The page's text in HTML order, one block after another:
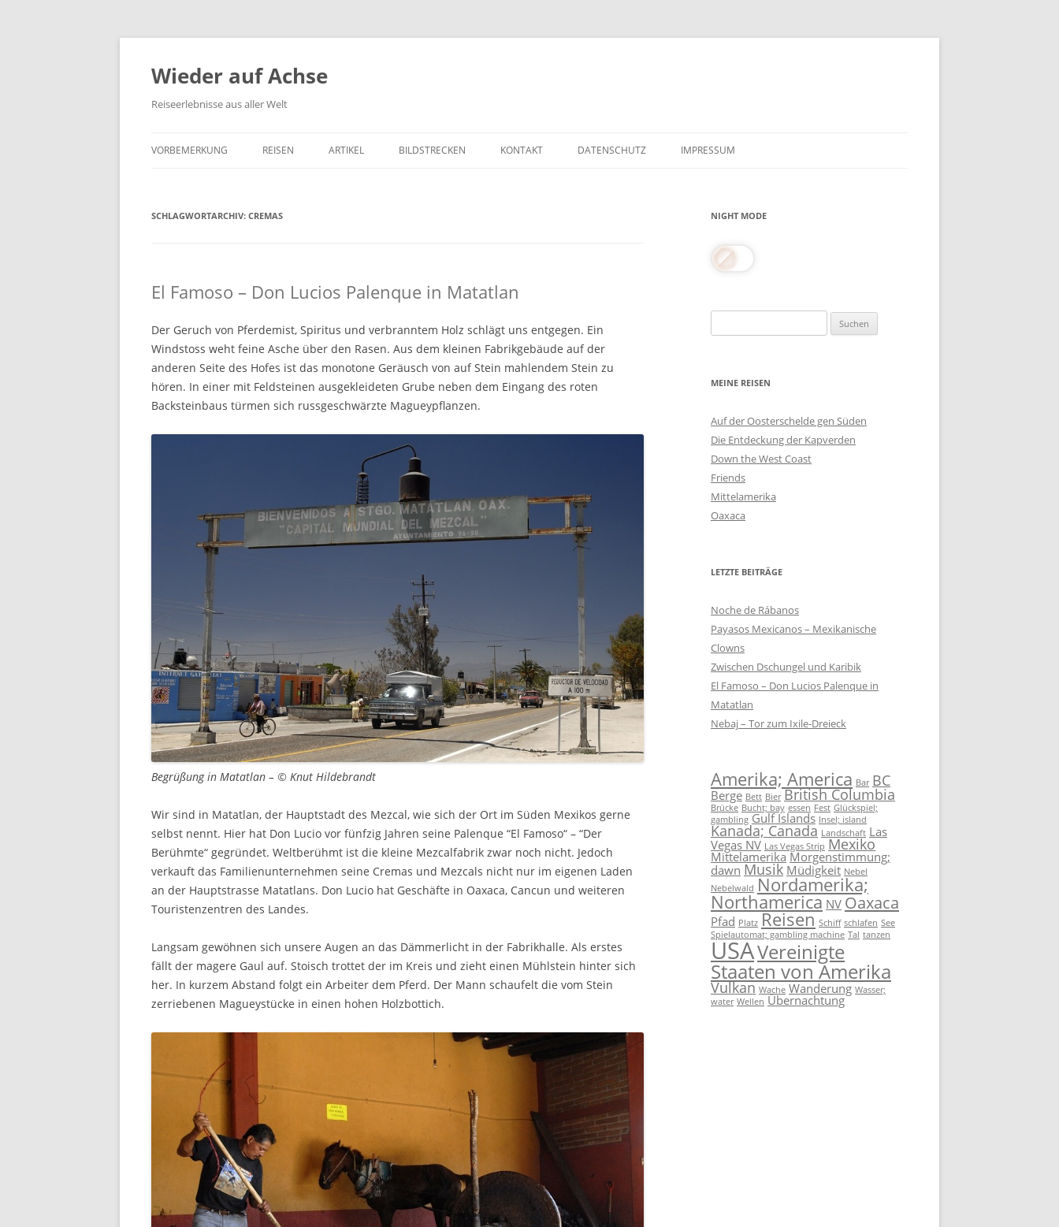
Wieder auf Achse
Reiseerlebnisse aus aller Welt
VORBEMERKUNG REISEN ARTIKEL BILDSTRECKEN KONTAKT DATENSCHUTZ IMPRESSUM
SCHLAGWORTARCHIV: CREMAS
El Famoso – Don Lucios Palenque in Matatlan
Der Geruch von Pferdemist, Spiritus und verbranntem Holz schlägt uns entgegen. Ein
Windstoss weht feine Asche über den Rasen. Aus dem kleinen Fabrikgebäude auf der
anderen Seite des Hofes ist das monotone Geräusch von auf Stein mahlendem Stein zu
hören. In einer mit Feldsteinen ausgekleideten Grube neben dem Eingang des roten
Backsteinbaus türmen sich russgeschwärzte Magueypflanzen.
Begrüßung in Matatlan – © Knut Hildebrandt
Wir sind in Matatlan, der Hauptstadt des Mezcal, wie sich der Ort im Süden Mexikos gerne
selbst nennt. Hier hat Don Lucio vor fünfzig Jahren seine Palenque “El Famoso“ – “Der
Berühmte“ gegründet. Weltberühmt ist die kleine Mezcalfabrik zwar noch nicht. Jedoch
verkauft das Familienunternehmen seine Cremas und Mezcals nicht nur im eigenen Laden
an der Hauptstrasse Matatlans. Don Lucio hat Geschäfte in Oaxaca, Cancun und weiteren
Touristenzentren des Landes.
Langsam gewöhnen sich unsere Augen an das Dämmerlicht in der Fabrikhalle. Als erstes
fällt der magere Gaul auf. Stoisch trottet der im Kreis und zieht einen Mühlstein hinter sich
her. In kurzem Abstand folgt ein Arbeiter dem Pferd. Der Mann schaufelt die vom Stein
zerriebenen Magueystücke in einen hohen Holzbottich.
NIGHT MODE
nach:
MEINE REISEN
Auf der Oosterschelde gen Süden
Die Entdeckung der Kapverden
Down the West Coast
Friends
Mittelamerika
Oaxaca
LETZTE BEITRÄGE
Noche de Rábanos
Payasos Mexicanos – Mexikanische
Clowns
Zwischen Dschungel und Karibik
El Famoso – Don Lucios Palenque in
Matatlan
Nebaj – Tor zum Ixile-Dreieck
Amerika; America Bar BC
Berge Bett Bier British Columbia
Brücke Bucht; bay essen Fest Glückspiel;
gambling Gulf Islands Insel; island
Kanada; Canada Landschaft Las
Vegas NV Las Vegas Strip Mexiko
Mittelamerika Morgenstimmung;
dawn Musik Müdigkeit Nebel
Nebelwald Nordamerika;
Northamerica NV Oaxaca
Pfad Platz Reisen Schiff schlafen See
Spielautomat; gambling machine Tal tanzen
USAVereinigte
Staaten von Amerika
Vulkan Wache Wanderung Wasser;
water Wellen Übernachtung